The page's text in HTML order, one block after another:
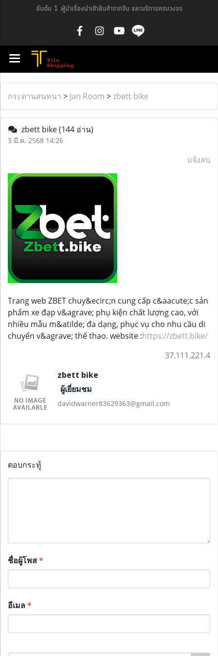
อันดับ 1 ผู้นำเรื่องนำเข้าสินค้าจากจีน และบริการครบวงจร
กระดานสนทนา > Jan Room >zbett bike
zbett bike(144 อ่าน)
3 มี.ค. 2568 14:26
แจ้งลบ
Trang web ZBET chuy&ecirc;n cung cấp c&aacute;c sản
phẩm xe đạp v&agrave; phụ kiện chất lượng cao, với
nhiều mẫu m&atilde; đa dạng, phục vụ cho nhu cầu di
chuyển v&agrave; thể thao. website :https://zbett.bike/
37.111.221.4
zbett bike
ผู้เยี่ยมชม
davidwarner83629363@gmail.com
ตอบกระทู้
ชื่อผู้โพส*
อีเมล*